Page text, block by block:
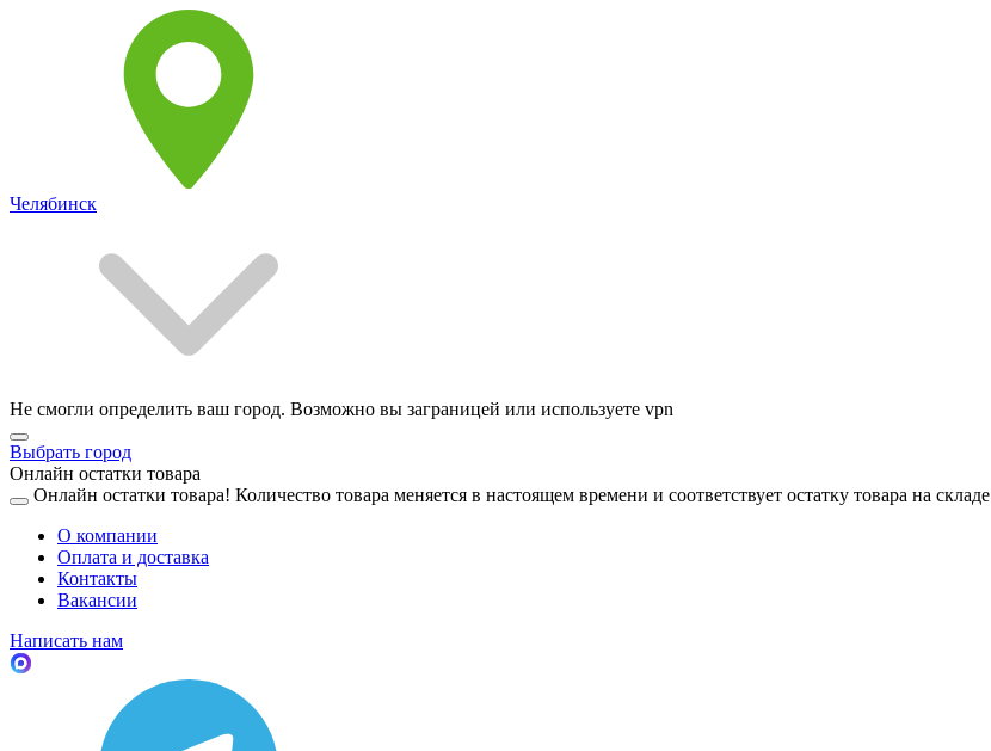
Челябинск
Не смогли определить ваш город. Возможно вы заграницей или используете vpn
Выбрать город
Онлайн остатки товара
Онлайн остатки товара! Количество товара меняется в настоящем времени и соответствует остатку товара на складе
О компании
Оплата и доставка
Контакты
Вакансии
Написать нам